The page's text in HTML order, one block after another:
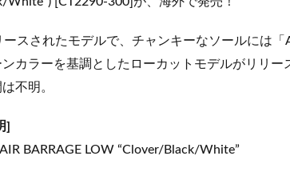
ースされたモデルで、チャンキーなソールには
カラーを基調としたローカットモデルがリリー
不明。
]
BARRAGE LOW “Clover/Black/White”